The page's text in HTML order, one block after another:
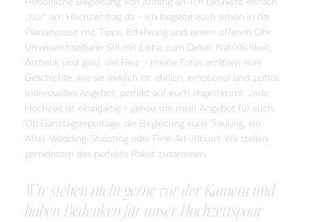
„nur“ am Hochzeitstag da – ich begleite euch schon in der
Planungszeit mit Tipps, Erfahrung und einem offenen Ohr.
Unverwechselbarer Stil mit Liebe zum Detail: Natürlichkeit,
Ästhetik und ganz viel Herz – meine Fotos erzählen eure
Geschichte, wie sie wirklich ist: ehrlich, emotional und zeitlos.
Individuelles Angebot, perfekt auf euch abgestimmt: Jede
Hochzeit ist einzigartig – genau wie mein Angebot für euch.
Ob Ganztagsreportage, die Begleitung eurer Trauung, ein
After-Wedding-Shooting oder Fine-Art-Album: Wir stellen
gemeinsam das perfekte Paket zusammen.
Wir stehen nicht gerne vor der Kamera und
haben Bedenken für unser Hochzeitspaar-